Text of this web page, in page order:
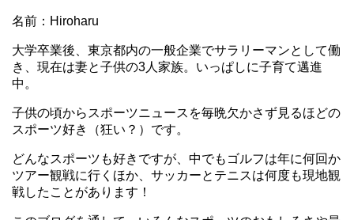
名前：Hiroharu
大学卒業後、東京都内の一般企業でサラリーマンとして働
き、現在は妻と子供の3人家族。いっぱしに子育て邁進
中。
子供の頃からスポーツニュースを毎晩欠かさず見るほどの
スポーツ好き（狂い？）です。
どんなスポーツも好きですが、中でもゴルフは年に何回か
ツアー観戦に行くほか、サッカーとテニスは何度も現地観
戦したことがあります！